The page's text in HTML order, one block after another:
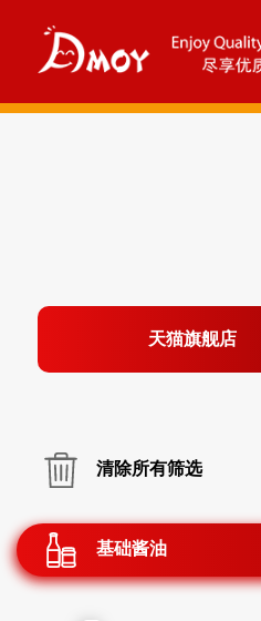
天猫旗舰店
清除所有筛选
基础酱油